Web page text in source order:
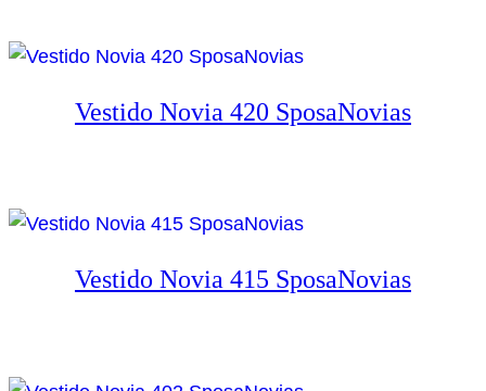
Vestido Novia 420 SposaNovias
Vestido Novia 415 SposaNovias